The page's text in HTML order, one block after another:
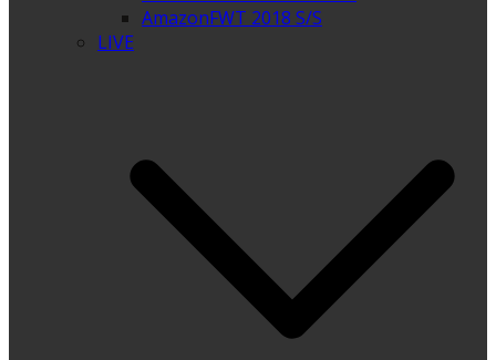
AmazonFWT 2018 S/S
LIVE